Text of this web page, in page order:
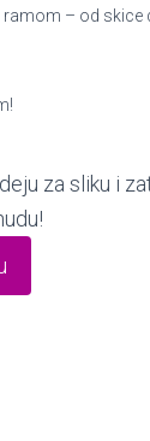
– od skice
za sliku i